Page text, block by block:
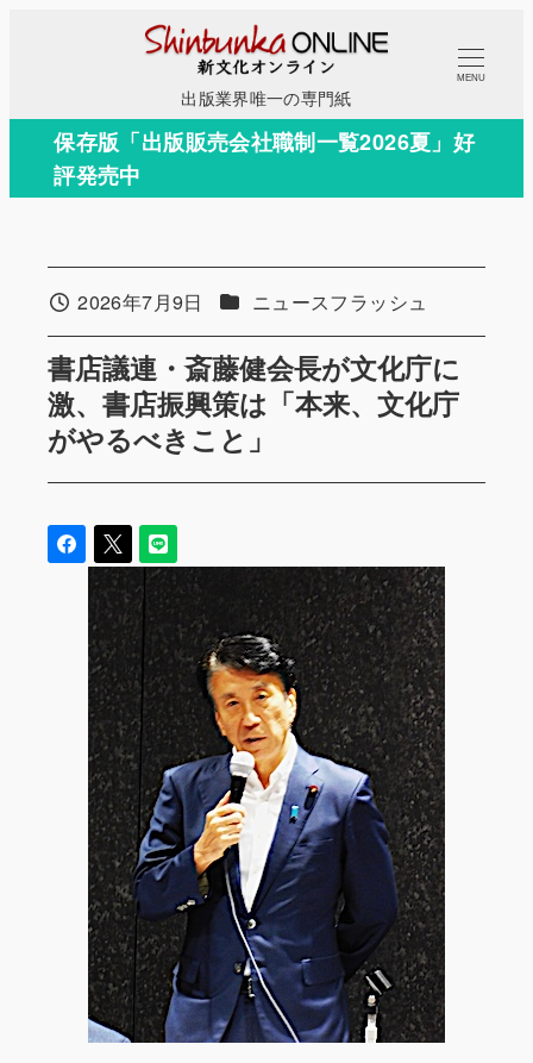
コ
テ
出版業界唯一の専門紙
MENU
保存版「出版販売会社職制一覧2026夏」好
評発売中
書店議連・斎藤健会長が文化庁に
激、書店振興策は「本来、文化庁
がやるべきこと」
投稿日2026年7月9日 カテゴリー
ニュースフラッシュ